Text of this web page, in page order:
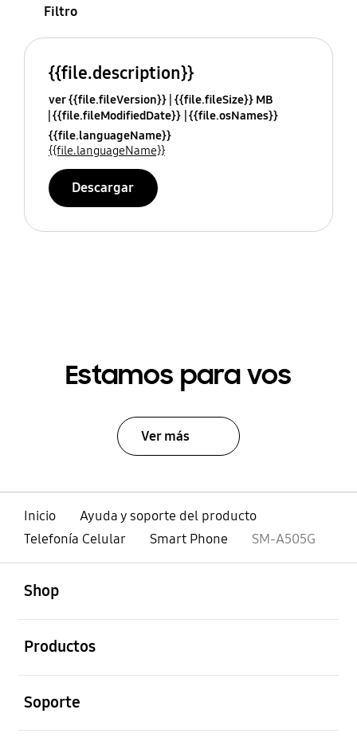
Filtro
{{file.description}}
ver {{file.fileVersion}} {{file.fileSize}} MB
{{file.fileModifiedDate}} {{file.osNames}}
{{file.languageName}}
{{file.languageName}}
Descargar
Estamos para vos
Ver más
Inicio
Ayuda y soporte del producto
Telefonía Celular
Smart Phone SM-A505G
Shop
Productos
Soporte